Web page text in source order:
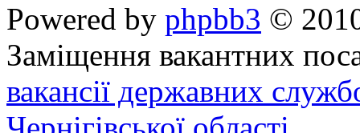
Powered by phpbb3 ©
Заміщення вакантних
вакансії державних